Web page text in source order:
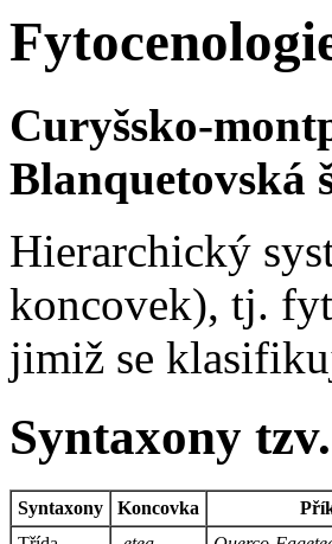
Curyšsko-
Blanquetovská
Hierarchický
koncovek), tj.
jimiž se
Syntaxony
Syntaxony Koncovka